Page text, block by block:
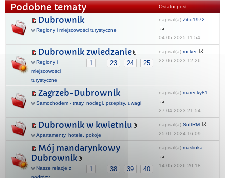
Podobne tematy Ostatni post
Dubrownik
w Regiony i miejscowości turystyczne
napisał(a) Zibo1972
04.05.2025 11:54
Dubrownik zwiedzanie
1 23 24 25
w Regiony i
miejscowości
turystyczne
napisał(a) rocker
22.06.2023 12:26
Zagrzeb-Dubrownik
w Samochodem - trasy, noclegi, przepisy, uwagi
napisał(a) marecky81
27.04.2023 21:54
Dubrownik w kwietniu
w Apartamenty, hotele, pokoje
napisał(a) SoftRM
25.01.2024 16:09
Mój mandarynkowy
Dubrownik
1 38 39 40
w Nasze relacje z
napisał(a) maslinka
14.05.2026 20:18